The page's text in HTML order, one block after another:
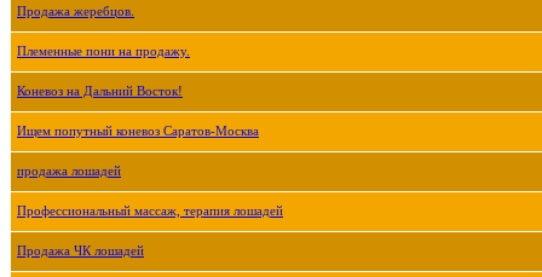
Продажа жеребцов.
Племенные пони на продажу.
Коневоз на Дальний Восток!
Ищем попутный коневоз Саратов-Москва
продажа лошадей
Профессиональный массаж, терапия лошадей
Продажа ЧК лошадей